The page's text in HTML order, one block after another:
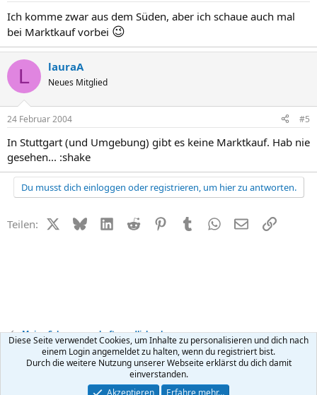
Ich komme zwar aus dem Süden, aber ich schaue auch mal
bei Marktkauf vorbei 😉
L lauraA
Neues Mitglied
24 Februar 2004 #5
In Stuttgart (und Umgebung) gibt es keine Marktkauf. Hab nie
gesehen... :shake
Du musst dich einloggen oder registrieren, um hier zu antworten.
Teilen: X (Twitter)
BlueskyLinkedIn
Reddit PinterestTumblr WhatsApp
E-MailLink
Meine Schwangerschaft - endlich schwanger
Kontakt Nutzungsbedingungen Datenschutz Hilfe
R
Community platform by XenForo ® © 2010-2026 XenForo Ltd.
Diese Seite verwendet Cookies, um Inhalte zu personalisieren und dich nach
einem Login angemeldet zu halten, wenn du registriert bist.
Durch die weitere Nutzung unserer Webseite erklärst du dich damit
einverstanden.
Akzeptieren
Erfahre mehr…